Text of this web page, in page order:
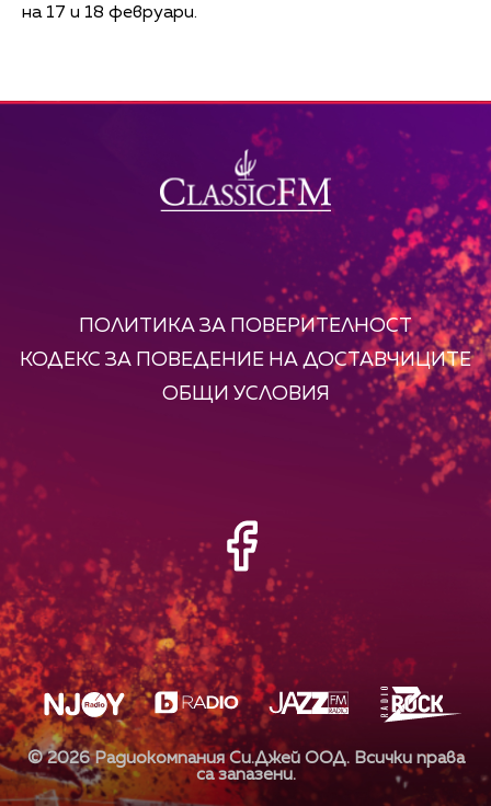
на 17 и 18 февруари.
ПОЛИТИКА ЗА ПОВЕРИТЕЛНОСТ
КОДЕКС ЗА ПОВЕДЕНИЕ НА ДОСТАВЧИЦИТЕ
ОБЩИ УСЛОВИЯ
©2026Радиокомпания Си.Джей ООД. Всички права
са запазени.